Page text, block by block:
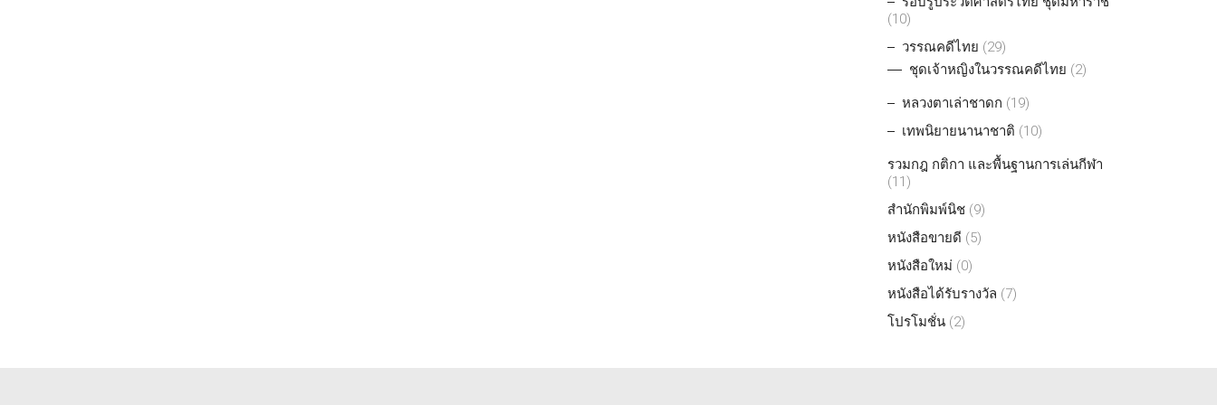
(10)
วรรณคดีไทย (29)
ชุดเจ้าหญิงในวรรณคดีไทย (2)
หลวงตาเล่าชาดก (19)
เทพนิยายนานาชาติ (10)
รวมกฎ กติกา และพื้นฐานการเล่นกีฬา
(11)
สำนักพิมพ์นิช (9)
หนังสือขายดี (5)
หนังสือใหม่ (0)
หนังสือได้รับรางวัล (7)
โปรโมชั่น (2)